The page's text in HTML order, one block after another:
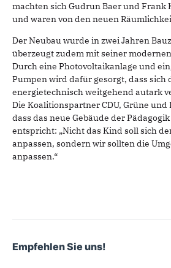
machten sich Gudrun Baer und Frank
und waren von den neuen
Der Neubau wurde in zwei Jahren
überzeugt zudem mit seiner
Durch eine Photovoltaikanlage und
Pumpen wird dafür gesorgt, dass sich
energietechnisch weitgehend autark
Die Koalitionspartner CDU, Grüne und
dass das neue Gebäude der
entspricht: „Nicht das Kind soll sich
anpassen, sondern wir sollten die
anpassen.“
Empfehlen Sie uns!